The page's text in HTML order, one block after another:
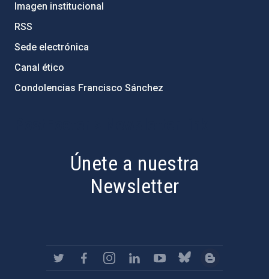
Imagen institucional
RSS
Sede electrónica
Canal ético
Condolencias Francisco Sánchez
Únete a nuestra
Newsletter